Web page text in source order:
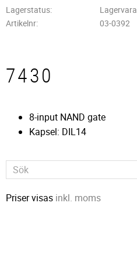
Lagerstatus
Lagervara
Artikelnr
03-0392
7430
8-input NAND gate
Kapsel: DIL14
Priser visas inkl. moms